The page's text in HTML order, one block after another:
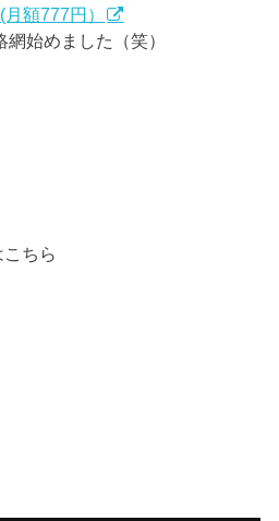
額777円）
始めました（笑）
ちら